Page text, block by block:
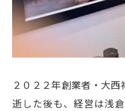
２０２２年創業者・大
逝した後も、経営は浅